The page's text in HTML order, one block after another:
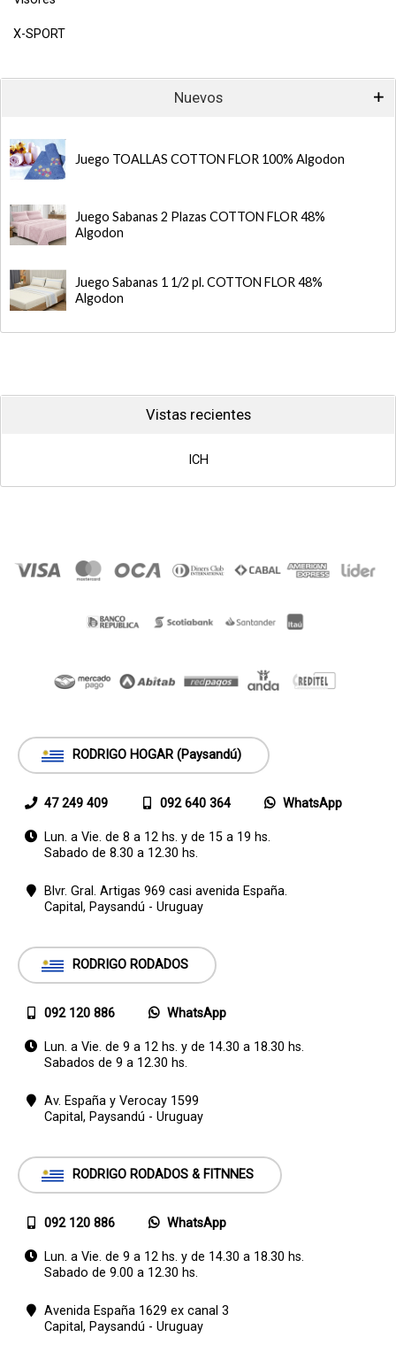
X-SPORT
Nuevos
Juego TOALLAS COTTON FLOR 100% Algodon
Juego Sabanas 2 Plazas COTTON FLOR 48%
Algodon
Juego Sabanas 1 1/2 pl. COTTON FLOR 48%
Algodon
Vistas recientes
ICH
RODRIGO HOGAR (Paysandú)
47 249 409 092 640 364 WhatsApp
Lun. a Vie. de 8 a 12 hs. y de 15 a 19 hs.
Sabado de 8.30 a 12.30 hs.
Blvr. Gral. Artigas 969 casi avenida España.
Capital, Paysandú - Uruguay
RODRIGO RODADOS
092 120 886 WhatsApp
Lun. a Vie. de 9 a 12 hs. y de 14.30 a 18.30 hs.
Sabados de 9 a 12.30 hs.
Av. España y Verocay 1599
Capital, Paysandú - Uruguay
RODRIGO RODADOS & FITNNES
092 120 886 WhatsApp
Lun. a Vie. de 9 a 12 hs. y de 14.30 a 18.30 hs.
Sabado de 9.00 a 12.30 hs.
Avenida España 1629 ex canal 3
Capital, Paysandú - Uruguay